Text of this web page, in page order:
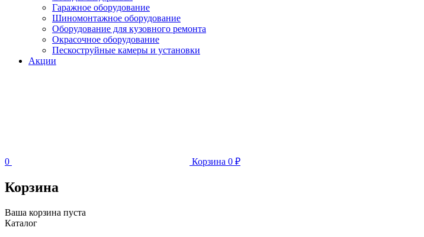
Гаражное оборудование
Шиномонтажное оборудование
Оборудование для кузовного ремонта
Окрасочное оборудование
Пескоструйные камеры и установки
Акции
0 Корзина 0 ₽
Корзина
Ваша корзина пуста
Каталог